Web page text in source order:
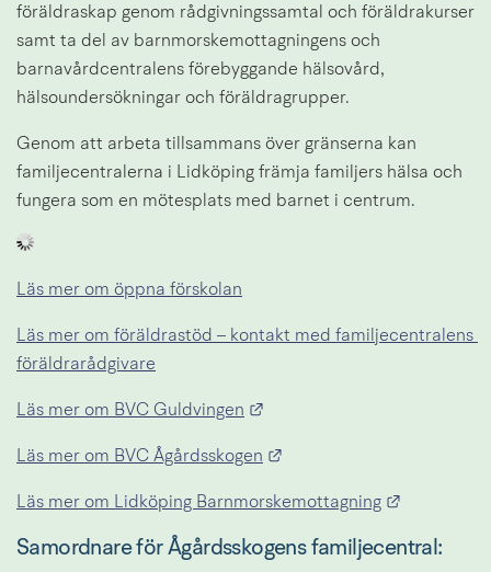
föräldraskap genom rådgivningssamtal och föräldrakurser
samt ta del av barnmorskemottagningens och
barnavårdcentralens förebyggande hälsovård,
hälsoundersökningar och föräldragrupper.
Genom att arbeta tillsammans över gränserna kan
familjecentralerna i Lidköping främja familjers hälsa och
fungera som en mötesplats med barnet i centrum.
Läs mer om öppna förskolan
Läs mer om föräldrastöd – kontakt med familjecentralens
föräldrarådgivare
Läs mer om BVC Guldvingen
Läs mer om BVC Ågårdsskogen
Läs mer om Lidköping Barnmorskemottagning
Samordnare för Ågårdsskogens familjecentral: